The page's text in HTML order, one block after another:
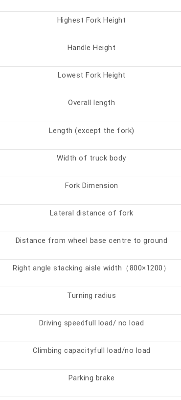
Highest Fork Height
Handle Height
Lowest Fork Height
Overall length
Length (except the fork)
Width of truck body
Fork Dimension
Lateral distance of fork
Distance from wheel base centre to ground
Right angle stacking aisle width（800×1200）
Turning radius
Driving speedfull load/ no load
Climbing capacityfull load/no load
Parking brake